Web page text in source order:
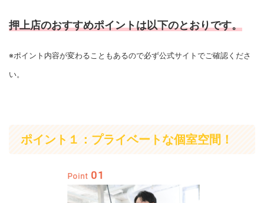
押上店のおすすめポイントは以下のとおりです。
※ポイント内容が変わることもあるので必ず公式サイトでご確認くださ
い。
ポイント１：プライベートな個室空間！